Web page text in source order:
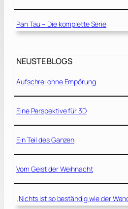
Pan Tau – Die komplette Serie
NEUSTE BLOGS
Aufschrei ohne Empörung
Eine Perspektive für 3D
Ein Teil des Ganzen
Vom Geist der Weihnacht
„Nichts ist so beständig wie der